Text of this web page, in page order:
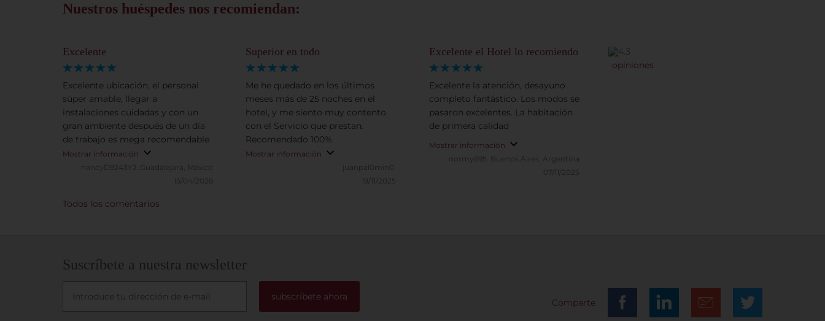
Nuestros huéspedes nos recomiendan:
Excelente
Excelente ubicación, el personal
súper amable, llegar a
instalaciones cuidadas y con un
gran ambiente después de un día
de trabajo es mega recomendable
Mostrar información
nancyD9243YJ.
Guadalajara, México
15/04/2026
Superior en todo
Me he quedado en los últimos
meses más de 25 noches en el
hotel, y me siento muy contento
con el Servicio que prestan.
Recomendado 100%
Mostrar información
juanpal0min0.
19/11/2025
Excelente el Hotel lo recomiendo
Excelente la atención, desayuno
completo fantástico. Los modos se
pasaron excelentes. La habitación
de primera calidad
Mostrar información
normy695.
Buenos Aires, Argentina
07/11/2025
opiniones
Todos los comentarios
Suscríbete a nuestra newsletter
subscríbete ahora
Comparte